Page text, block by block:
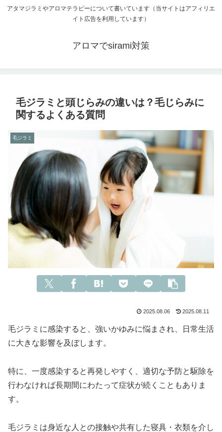
アタマジラミやアロマテラピーについて書いています（当サイトはアフィリエ
イト広告を利用しています）
アロマでsirami対策
毛ジラミと頭じらみの違いは？毛じらみに
関するよくある質問
毛ジラミ
2025.08.06 2025.08.11
毛ジラミに感染すると、強いかゆみに悩まされ、日常生活
に大きな影響を及ぼします。
特に、一度感染すると再発しやすく、適切な予防と駆除を
行わなければ長期間にわたって症状が続くこともありま
す。
毛ジラミは身近な人との接触や共有した寝具・衣類を介し